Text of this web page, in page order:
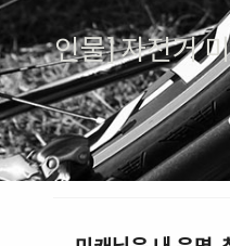
인물] 자전거